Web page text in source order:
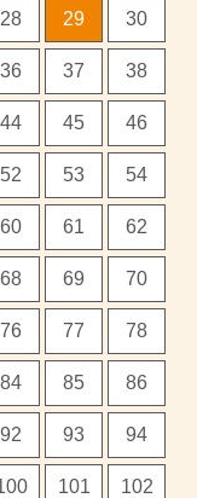
28 29 30
36 37 38
44 45 46
52 53 54
60 61 62
68 69 70
76 77 78
84 85 86
92 93 94
101 102